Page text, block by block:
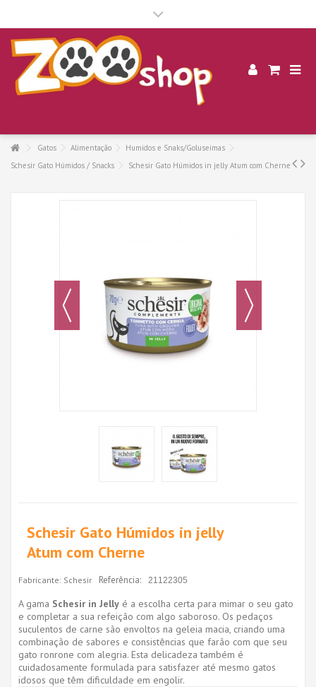
Gatos Alimentação
Humidos e Snaks/Goluseimas
Schesir Gato Húmidos / Snacks
Schesir Gato Húmidos in jelly Atum com Cherne
Schesir Gato Húmidos in jelly
Atum com Cherne
Fabricante: Schesir Referência: 21122305
A gama Schesir in Jelly é a escolha certa para mimar o seu gato
e completar a sua refeição com algo saboroso. Os pedaços
suculentos de carne são envoltos na geleia macia, criando uma
combinação de sabores e consistências que farão com que seu
gato ronrone com alegria. Esta delicadeza também é
cuidadosamente formulada para satisfazer até mesmo gatos
idosos que têm dificuldade em engolir.